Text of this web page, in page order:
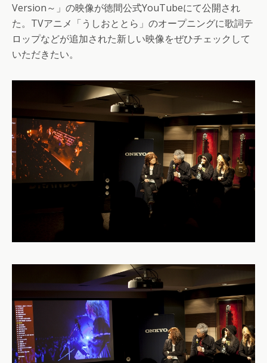
Version～」の映像が徳間公式YouTubeにて公開され
た。TVアニメ「うしおととら」のオープニングに歌詞テ
ロップなどが追加された新しい映像をぜひチェックして
いただきたい。